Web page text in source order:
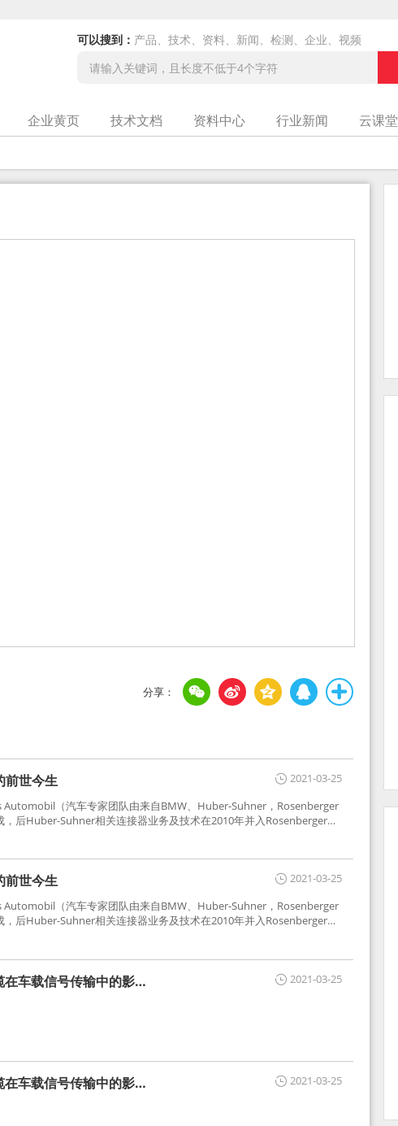
可以搜到： 产品、技术、资料、新闻、检测、企业、视频
企业黄页 技术文档 资料中心 行业新闻 云课堂
2021-03-25
前世今生
Automobil（汽车专家团队由来自BMW、Huber-Suhner，Rosenberger
，后Huber-Suhner相关连接器业务及技术在2010年并入Rosenberger）
求用于车载收音机天线连接，如今FAKRA已成为汽车行业通用标准的射
应用。
2021-03-25
前世今生
Automobil（汽车专家团队由来自BMW、Huber-Suhner，Rosenberger
，后Huber-Suhner相关连接器业务及技术在2010年并入Rosenberger）
求用于车载收音机天线连接，如今FAKRA已成为汽车行业通用标准的射
应用。
2021-03-25
车载信号传输中的影响
2021-03-25
车载信号传输中的影响